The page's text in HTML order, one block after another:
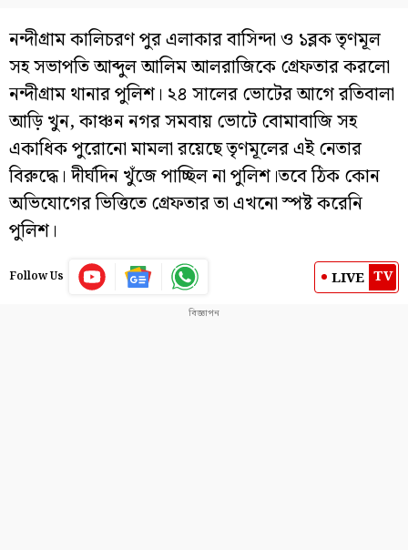
নন্দীগ্রাম কালিচরণ পুর এলাকার বাসিন্দা ও ১ব্লক তৃণমূল
সহ সভাপতি আব্দুল আলিম আলরাজিকে গ্রেফতার করলো
নন্দীগ্রাম থানার পুলিশ। ২৪ সালের ভোটের আগে রতিবালা
আড়ি খুন, কাঞ্চন নগর সমবায় ভোটে বোমাবাজি সহ
একাধিক পুরোনো মামলা রয়েছে তৃণমূলের এই নেতার
বিরুদ্ধে। দীর্ঘদিন খুঁজে পাচ্ছিল না পুলিশ।তবে ঠিক কোন
অভিযোগের ভিত্তিতে গ্রেফতার তা এখনো স্পষ্ট করেনি
পুলিশ।
Follow Us LIVE TV